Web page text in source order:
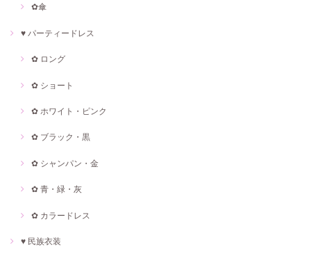
✿傘
♥ パーティードレス
✿ ロング
✿ ショート
✿ ホワイト・ピンク
✿ ブラック・黒
✿ シャンパン・金
✿ 青・緑・灰
✿ カラードレス
♥ 民族衣装